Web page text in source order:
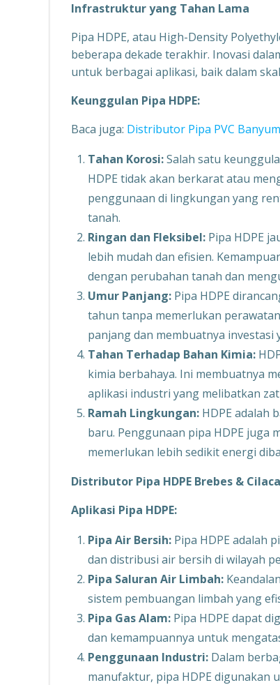
Infrastruktur yang Tahan Lama
Pipa HDPE, atau High-Density
beberapa dekade terakhir. Inovasi
untuk berbagai aplikasi, baik dalam
Keunggulan Pipa HDPE:
Baca juga: Distributor Pipa PVC
Tahan Korosi:Salah satu
HDPE tidak akan berkarat atau
penggunaan di lingkungan yang
tanah.
Ringan dan Fleksibel: Pipa HDPE
lebih mudah dan efisien.
dengan perubahan tanah dan
Umur Panjang: Pipa HDPE
tahun tanpa memerlukan
panjang dan membuatnya investasi
Tahan Terhadap Bahan Kimia:
kimia berbahaya. Ini membuatnya
aplikasi industri yang melibatkan
Ramah Lingkungan: HDPE adalah
baru. Penggunaan pipa HDPE
memerlukan lebih sedikit energi
Distributor Pipa HDPE Brebes &
Aplikasi Pipa HDPE:
Pipa Air Bersih: Pipa HDPE adalah
dan distribusi air bersih di wilayah
Pipa Saluran Air Limbah:
sistem pembuangan limbah yang
Pipa Gas Alam: Pipa HDPE dapat
dan kemampuannya untuk
Penggunaan Industri: Dalam
manufaktur, pipa HDPE digunakan